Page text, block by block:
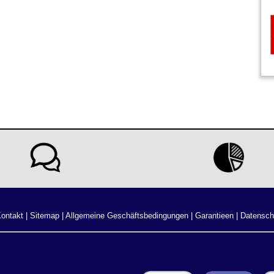
| Sitemap| Allgemeine Geschäftsbedingungen| Garantieen|